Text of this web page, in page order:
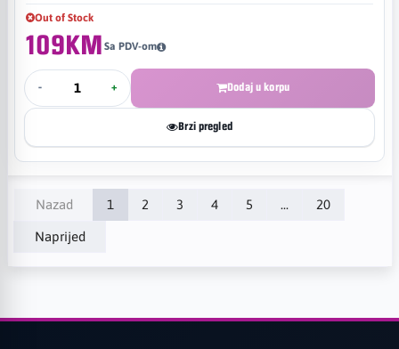
Out of Stock
109KM Sa PDV-om
- + Dodaj u korpu
Brzi pregled
Nazad 1 2 3 4 5 ... 20
Naprijed